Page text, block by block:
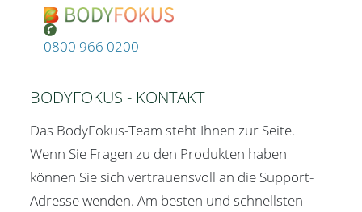
0800 966 0200
BODYFOKUS - KONTAKT
Das BodyFokus-Team steht Ihnen zur Seite.
Wenn Sie Fragen zu den Produkten haben
können Sie sich vertrauensvoll an die Support-
Adresse wenden. Am besten und schnellsten